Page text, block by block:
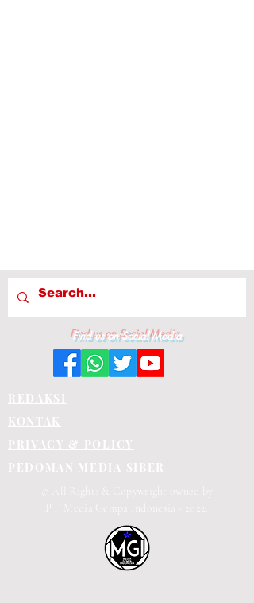
Find us on Social Media
REDAKSI
KONTAK
PRIVACY & POLICY
PEDOMAN MEDIA SIBER
PT. Media Gempa Indonesia - 2022.